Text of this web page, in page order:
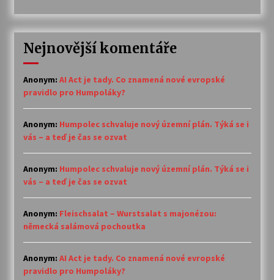
Nejnovější komentáře
Anonym: AI Act je tady. Co znamená nové evropské
pravidlo pro Humpoláky?
Anonym: Humpolec schvaluje nový územní plán. Týká se i
vás – a teď je čas se ozvat
Anonym: Humpolec schvaluje nový územní plán. Týká se i
vás – a teď je čas se ozvat
Anonym: Fleischsalat – Wurstsalat s majonézou:
německá salámová pochoutka
Anonym: AI Act je tady. Co znamená nové evropské
pravidlo pro Humpoláky?